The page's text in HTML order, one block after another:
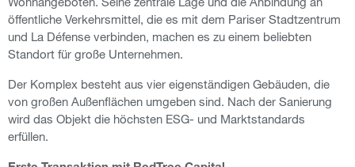
öffentliche Verkehrsmittel, die es mit dem Pariser Stadtzentrum
und La Défense verbinden, machen es zu einem beliebten
Standort für große Unternehmen.
Der Komplex besteht aus vier eigenständigen Gebäuden, die
von großen Außenflächen umgeben sind. Nach der Sanierung
wird das Objekt die höchsten ESG- und Marktstandards
erfüllen.